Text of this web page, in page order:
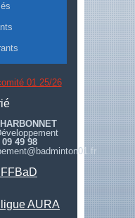
01 25/26
49 98
AURA